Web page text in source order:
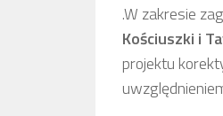
.W zakresie
Kościuszki i
projektu